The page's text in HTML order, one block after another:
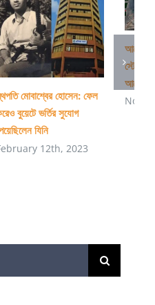
মোবাশ্বের হোসেন: ফেল
বুয়েটে ভর্তির সুযোগ
যিনি
12th, 2023
আরো